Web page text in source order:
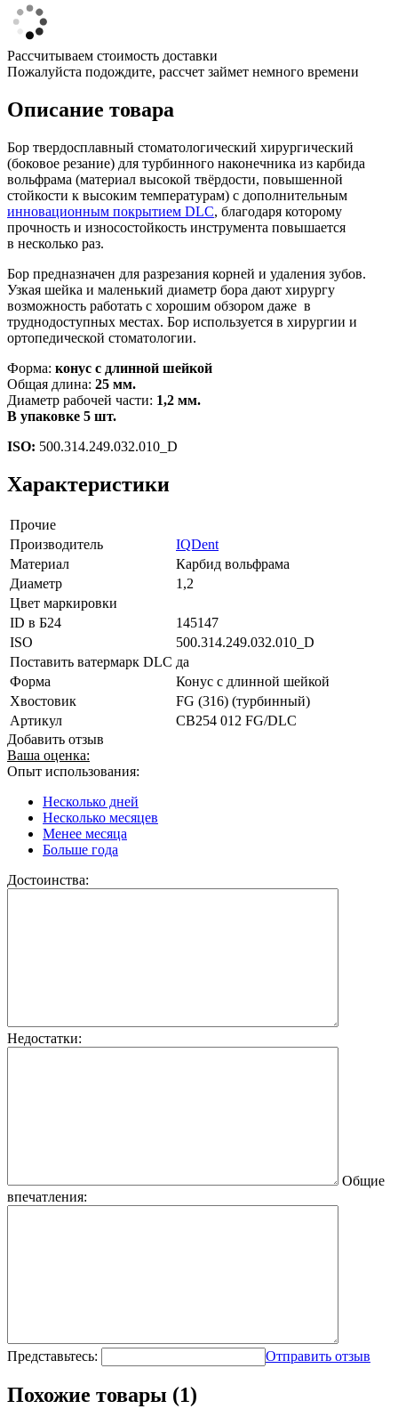
Рассчитываем стоимость доставки
Пожалуйста подождите, рассчет займет немного времени
Описание товара
Бор твердосплавный стоматологический хирургический
(боковое резание) для турбинного наконечника из карбида
вольфрама (материал высокой твёрдости, повышенной
стойкости к высоким температурам) с дополнительным
инновационным покрытием DLC, благодаря которому
прочность и износостойкость инструмента повышается
в несколько раз.
Бор предназначен для разрезания корней и удаления зубов.
Узкая шейка и маленький диаметр бора дают хирургу
возможность работать с хорошим обзором даже в
труднодоступных местах. Бор используется в хирургии и
ортопедической стоматологии.
Форма: конус с длинной шейкой
Общая длина: 25 мм.
Диаметр рабочей части: 1,2 мм.
В упаковке 5 шт.
ISO: 500.314.249.032.010_D
Характеристики
Прочие
Производитель
IQDent
Материал
Карбид вольфрама
Диаметр
1,2
Цвет маркировки
ID в Б24
145147
ISO
500.314.249.032.010_D
Поставить ватермарк DLC да
Форма
Конус с длинной шейкой
Хвостовик
FG (316) (турбинный)
Артикул
CB254 012 FG/DLC
Добавить отзыв
Ваша оценка:
Опыт использования:
Несколько дней
Несколько месяцев
Менее месяца
Больше года
Достоинства:
Недостатки:
Общие
впечатления:
Представьтесь: Отправить отзыв
Похожие товары (1)